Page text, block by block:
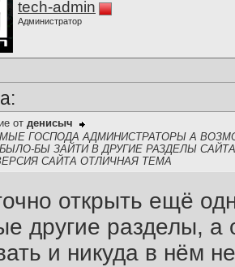
tech-admin
Администратор
от денисыч
ГОСПОДА АДМИНИСТРАТОРЫ А
БЫ ЗАЙТИ В ДРУГИЕ РАЗДЕЛЫ
САЙТА ОТЛИЧНАЯ ТЕМА
открыть ещё
другие разделы, а
и никуда в нём